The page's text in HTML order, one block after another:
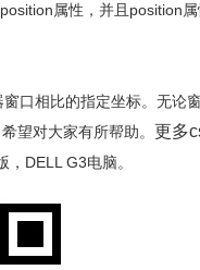
属性，并且position
口相比的指定坐标。无
望对大家有所帮助。 更多
DELL G3电脑。